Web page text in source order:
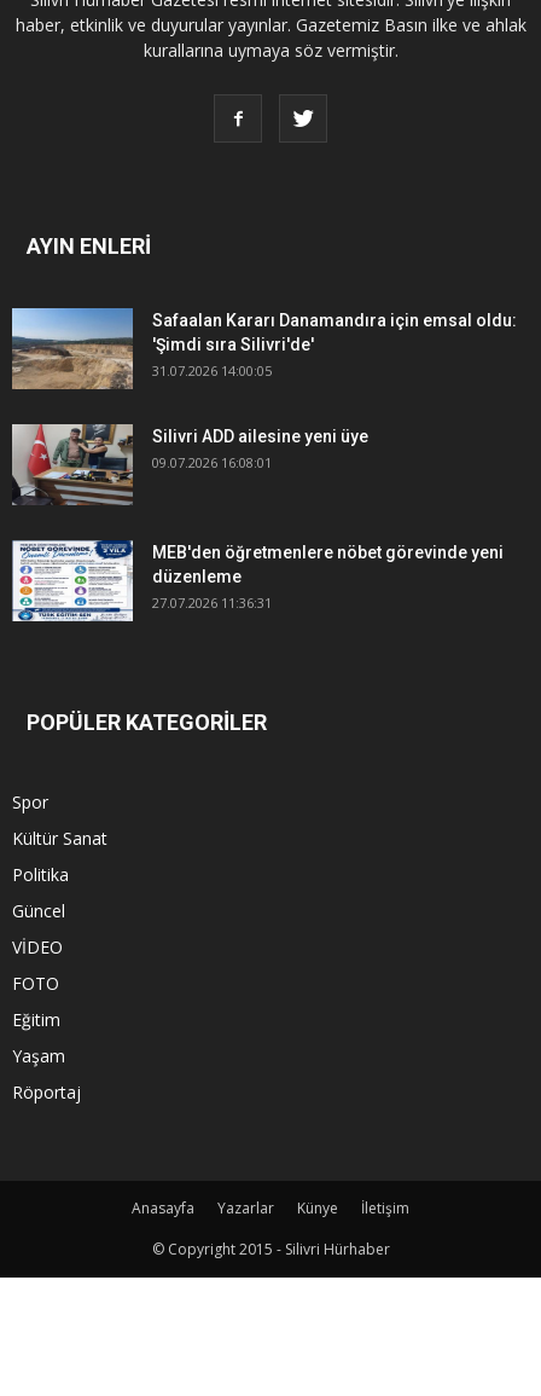
haber, etkinlik ve duyurular yayınlar. Gazetemiz Basın ilke ve ahlak
kurallarına uymaya söz vermiştir.
AYIN ENLERİ
Safaalan Kararı Danamandıra için emsal oldu:
'Şimdi sıra Silivri'de'
31.07.2026 14:00:05
Silivri ADD ailesine yeni üye
09.07.2026 16:08:01
MEB'den öğretmenlere nöbet görevinde yeni
düzenleme
27.07.2026 11:36:31
POPÜLER KATEGORİLER
Spor
Kültür Sanat
Politika
Güncel
VİDEO
FOTO
Eğitim
Yaşam
Röportaj
Anasayfa Yazarlar Künye
İletişim
© Copyright 2015 - Silivri Hürhaber